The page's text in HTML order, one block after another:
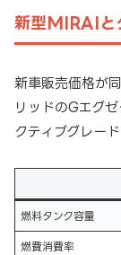
新型MIRAIと
新車販売価格が
リッドのGエグ
クティブグレー
燃料タンク容量
燃費消費率